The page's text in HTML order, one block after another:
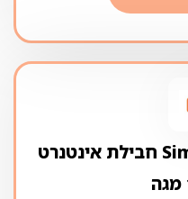
018 אקספון ‏- ‏Simple Net חבילת אינטנרט